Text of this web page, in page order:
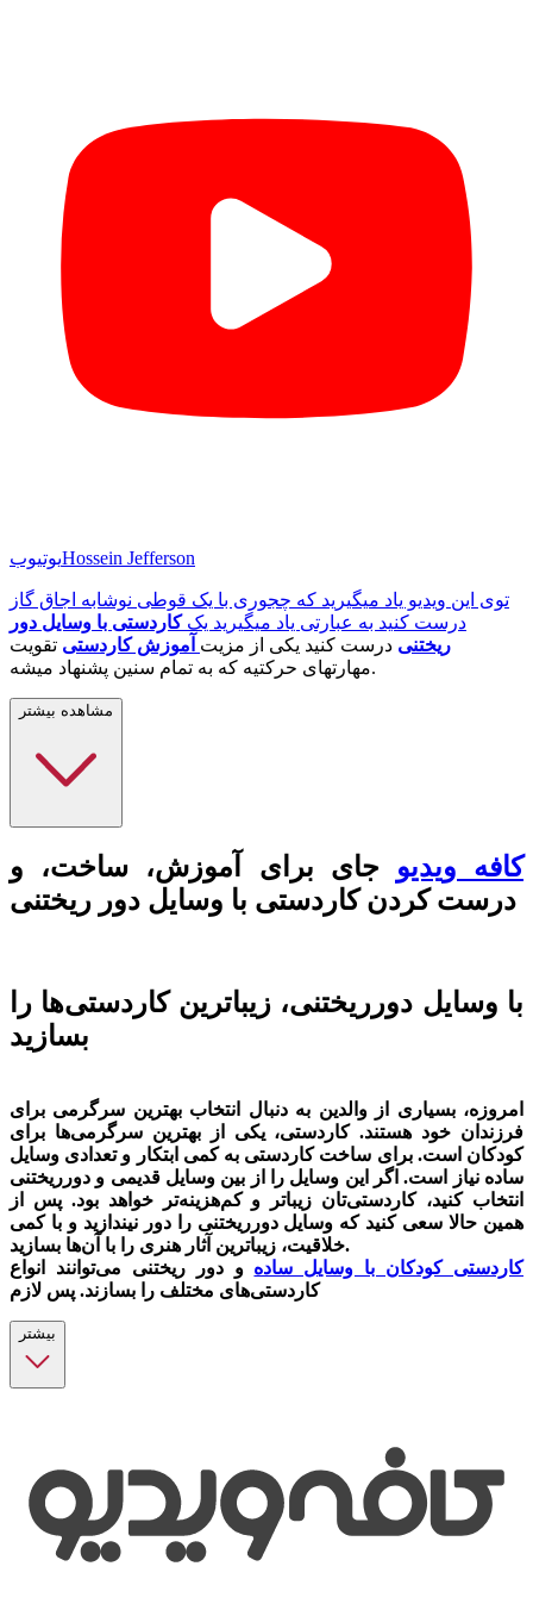
یوتیوبHossein Jefferson
توی این ویدیو یاد میگیرید که چجوری با یک قوطی نوشابه اجاق گاز
درست کنید به عبارتی یاد میگیرید یک کاردستی با وسایل دور
ریختنی درست کنید یکی از مزیت آموزش کاردستی تقویت
مهارتهای حرکتیه که به تمام سنین پشنهاد میشه.
مشاهده بیشتر
کافه ویدیو جای برای آموزش، ساخت، و
درست کردن کار‌دستی با وسایل دور ریختنی
با وسایل دورریختنی، زیباترین کاردستی‌ها را
بسازید
امروزه، بسیاری از والدین به دنبال انتخاب بهترین سرگرمی برای
فرزندان خود هستند. کاردستی، یکی از بهترین سرگرمی‌ها برای
کودکان است. برای ساخت کاردستی به کمی ابتکار و تعدادی وسایل
ساده نیاز است. اگر این وسایل را از بین وسایل قدیمی و دورریختنی
انتخاب کنید، کاردستی‌تان زیباتر و کم‌هزینه‌تر خواهد بود. پس از
همین حالا سعی کنید که وسایل دورریختنی را دور نیندازید و با کمی
خلاقیت، زیباترین آثار هنری را با آن‌ها بسازید.
کاردستی کودکان با وسایل ساده و دور ریختنی می‌توانند انواع
کاردستی‌های مختلف را بسازند. پس لازم
بیشتر